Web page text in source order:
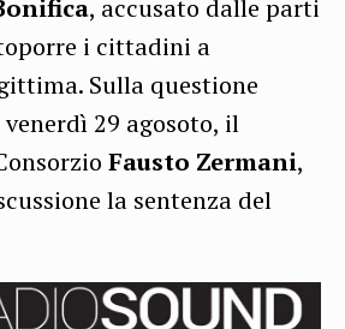
, accusato dalle parti
i cittadini a
Sulla questione
29 agosoto, il
Fausto Zermani,
la sentenza del